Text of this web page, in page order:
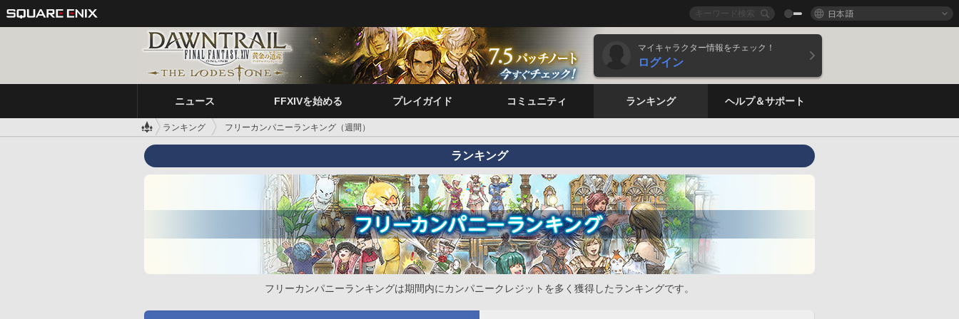
日本語
マイキャラクター情報をチェック！
ログイン
ニュース FFXIVを始める プレイガイド コミュニティ ランキング ヘルプ＆サポート
ランキング フリーカンパニーランキング（週間）
ランキング
フリーカンパニーランキングは期間内にカンパニークレジットを多く獲得したランキングです。